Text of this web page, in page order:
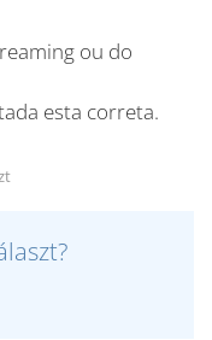
ou do
esta correta.